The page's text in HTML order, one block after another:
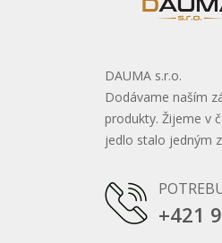
DAUMA s.r.o.
Dodávame naším
produkty. Žijeme v
jedlo stalo jedným
+421